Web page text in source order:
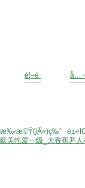
é¦–é 
æ‰‹æ©Ÿ(jÄ«)ç‰ˆ
欧美性爱一级_大香蕉尹